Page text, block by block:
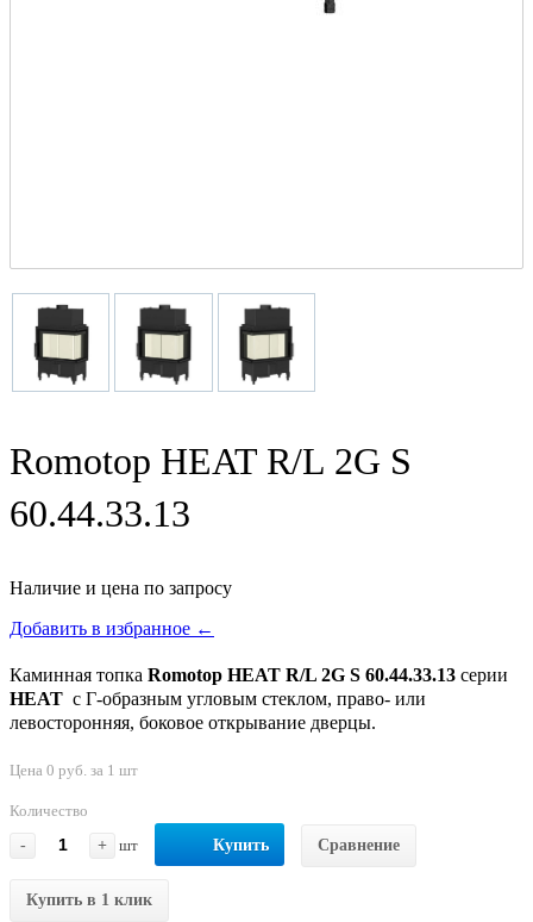
Romotop HEAT R/L 2G S
60.44.33.13
Наличие и цена по запросу
Добавить в избранное ←
Каминная топка Romotop HEAT R/L 2G S 60.44.33.13 серии
HEAT с Г-образным угловым стеклом, право- или
левосторонняя, боковое открывание дверцы.
Цена 0 руб. за 1 шт
Количество
-
+ шт Купить Сравнение
Купить в 1 клик